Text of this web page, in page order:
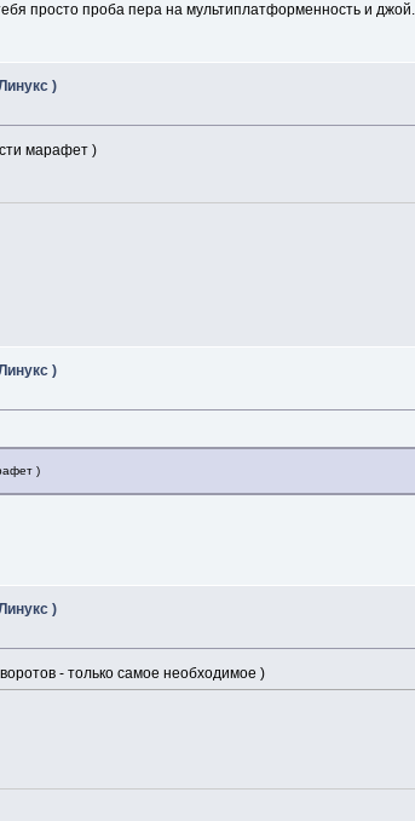
просто проба пера на мультиплатформенность и джой.
)
марафет )
)
)
)
- только самое необходимое )